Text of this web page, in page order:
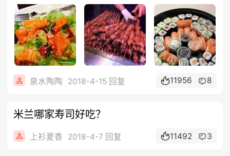
泉水陶陶 2018-4-15 回复 11956 8
米兰哪家寿司好吃？
上衫夏香 2018-4-7 回复 11492 3